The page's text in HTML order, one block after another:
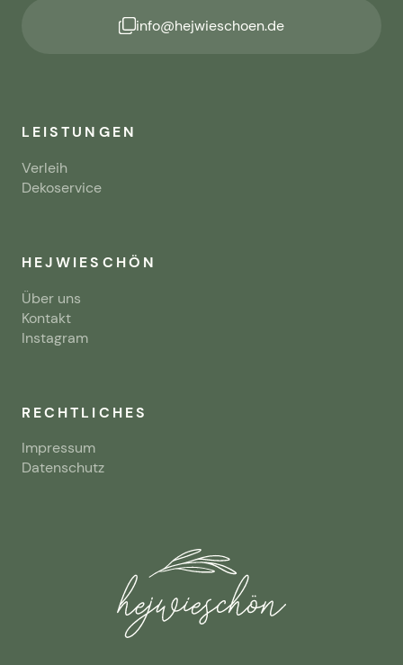
LEISTUNGEN
Verleih
Dekoservice
HEJWIESCHÖN
Über uns
Kontakt
Instagram
RECHTLICHES
Impressum
Datenschutz
info@hejwieschoen.de